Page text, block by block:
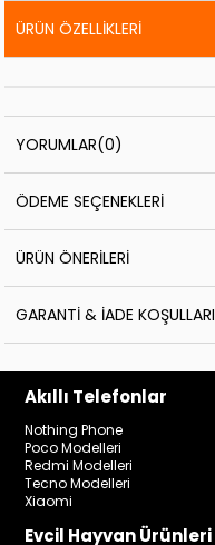
ÜRÜN ÖZELLIKLERI
YORUMLAR(0)
ÖDEME SEÇENEKLERI
ÜRÜN ÖNERILERI
GARANTI & İADE KOŞULLARI
Akıllı Telefonlar
Nothing Phone
Poco Modelleri
Redmi Modelleri
Tecno Modelleri
Xiaomi
Evcil Hayvan Ürünleri